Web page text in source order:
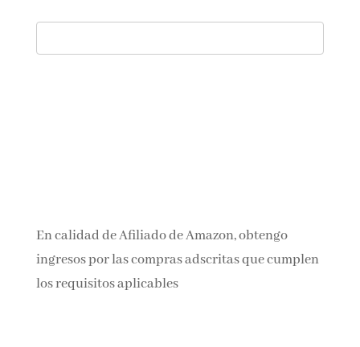
En calidad de Afiliado de Amazon, obtengo
ingresos por las compras adscritas que cumplen
los requisitos aplicables